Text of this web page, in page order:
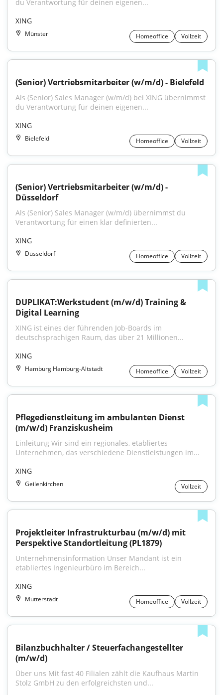
du Verantwortung für deinen eigenen...
XING
Münster Homeoffice Vollzeit
(Senior) Vertriebsmitarbeiter (w/m/d) - Bielefeld
Als (Senior) Sales Manager (w/m/d) bei XING übernimmst
du Verantwortung für deinen eigenen...
XING
Bielefeld Homeoffice Vollzeit
(Senior) Vertriebsmitarbeiter (w/m/d) -
Düsseldorf
Als (Senior) Sales Manager (w/m/d) übernimmst du
Verantwortung für einen klar definierten...
XING
Düsseldorf Homeoffice Vollzeit
DUPLIKAT:Werkstudent (m/w/d) Training &
Digital Learning
XING ist eines der führenden Job-Boards im
deutschsprachigen Raum, das über 21 Millionen...
XING
Hamburg Hamburg-Altstadt Homeoffice Vollzeit
Pflegedienstleitung im ambulanten Dienst
(m/w/d) Franziskusheim
Einleitung Wir sind ein regionales, etabliertes
Unternehmen, das verschiedene Dienstleistungen im...
XING
Geilenkirchen Vollzeit
Projektleiter Infrastrukturbau (m/w/d) mit
Perspektive Standortleitung (PL1879)
Unternehmensinformation Unser Mandant ist ein
etabliertes Ingenieurbüro im Bereich...
XING
Mutterstadt Homeoffice Vollzeit
Bilanzbuchhalter / Steuerfachangestellter
(m/w/d)
Über uns Mit fast 40 Filialen zählt die Kaufhaus Martin
Stolz GmbH zu den erfolgreichsten und...